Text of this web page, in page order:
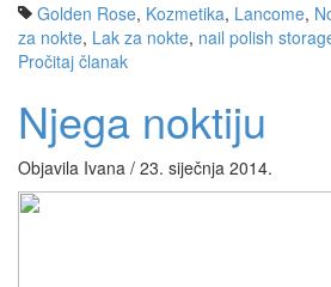
Golden Rose, Kozmetika, Lancome,
za nokte, Lak za nokte, nail polish
Pročitaj članak
Njega noktiju
Objavila Ivana / 23. siječnja 2014.